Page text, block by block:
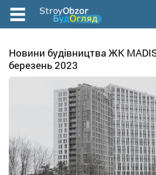
Перейти
содержанию
Новини будівництва ЖК
березень 2023